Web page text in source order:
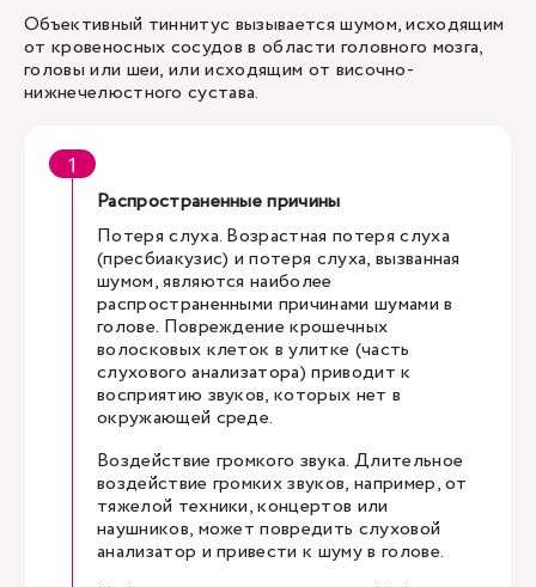
Объективный тиннитус вызывается шумом, исходящим
от кровеносных сосудов в области головного мозга,
головы или шеи, или исходящим от височно-
нижнечелюстного сустава.
Распространенные причины
Потеря слуха. Возрастная потеря слуха
(пресбиакузис) и потеря слуха, вызванная
шумом, являются наиболее
распространенными причинами шумами в
голове. Повреждение крошечных
волосковых клеток в улитке (часть
слухового анализатора) приводит к
восприятию звуков, которых нет в
окружающей среде.
Воздействие громкого звука. Длительное
воздействие громких звуков, например, от
тяжелой техники, концертов или
наушников, может повредить слуховой
анализатор и привести к шуму в голове.